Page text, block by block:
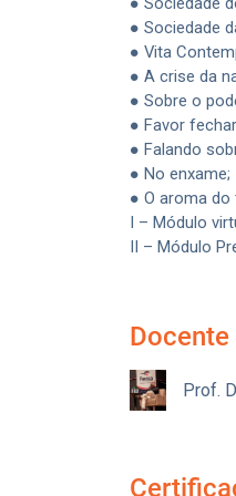
● Sociedade
● Vita
● A crise da
● Sobre o
● Favor
● Falando
● No enxame;
● O aroma do
I – Módulo
II – Módulo
Docente
Prof.